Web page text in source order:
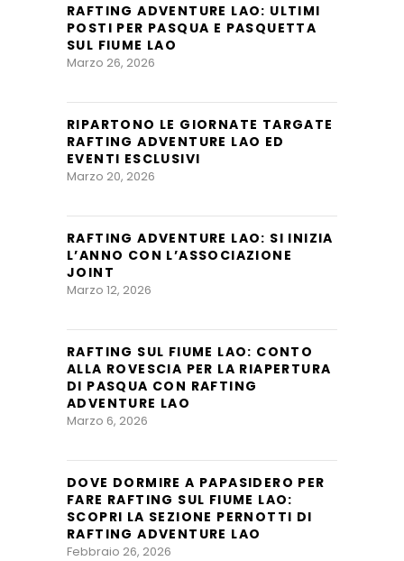
RAFTING ADVENTURE LAO: ULTIMI
POSTI PER PASQUA E PASQUETTA
SUL FIUME LAO
Marzo 26, 2026
RIPARTONO LE GIORNATE TARGATE
RAFTING ADVENTURE LAO ED
EVENTI ESCLUSIVI
Marzo 20, 2026
RAFTING ADVENTURE LAO: SI INIZIA
L’ANNO CON L’ASSOCIAZIONE
JOINT
Marzo 12, 2026
RAFTING SUL FIUME LAO: CONTO
ALLA ROVESCIA PER LA RIAPERTURA
DI PASQUA CON RAFTING
ADVENTURE LAO
Marzo 6, 2026
DOVE DORMIRE A PAPASIDERO PER
FARE RAFTING SUL FIUME LAO:
SCOPRI LA SEZIONE PERNOTTI DI
RAFTING ADVENTURE LAO
Febbraio 26, 2026